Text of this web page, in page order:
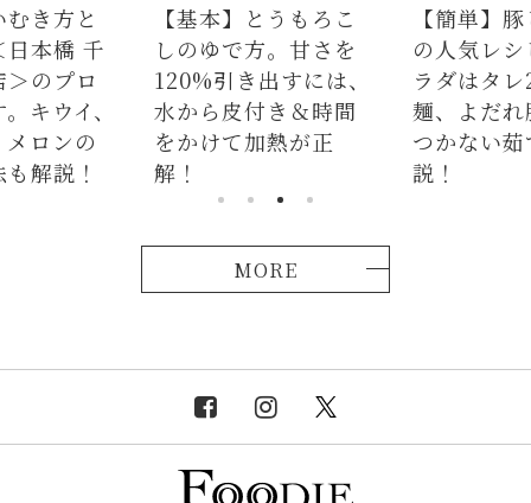
き方と
本橋 千
のプロ
キウイ、
ロンの
解説！
【基本】とうもろこ
しのゆで方。甘さを
120%引き出すには、
水から皮付き＆時間
をかけて加熱が正
解！
【簡単】
の人気レ
ラダはタ
麺、よだ
つかない
説！
MORE